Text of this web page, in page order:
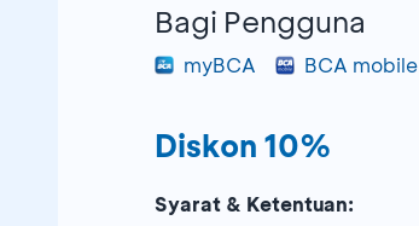
Bagi Pengguna
myBCA BCA mobile
Diskon 10%
Syarat & Ketentuan: